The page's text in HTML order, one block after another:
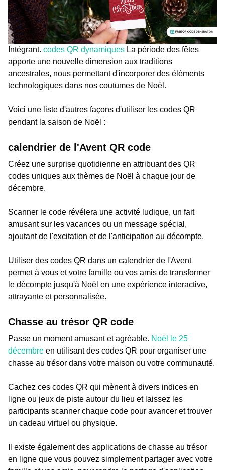
Intégrant. codes QR dynamiques La période des fêtes
apporte une nouvelle dimension aux traditions
ancestrales, nous permettant d'incorporer des éléments
technologiques dans nos coutumes de Noël.
Voici une liste d'autres façons d'utiliser les codes QR
pendant la saison de Noël :
calendrier de l'Avent QR code
Créez une surprise quotidienne en attribuant des QR
codes uniques aux thèmes de Noël à chaque jour de
décembre.
Scanner le code révélera une activité ludique, un fait
amusant sur les vacances ou un message spécial,
ajoutant de l'excitation et de l'anticipation au décompte.
Utiliser des codes QR dans un calendrier de l'Avent
permet à vous et votre famille ou vos amis de transformer
le décompte jusqu'à Noël en une expérience interactive,
attrayante et personnalisée.
Chasse au trésor QR code
Passe un moment amusant et agréable. Noël le 25
décembre en utilisant des codes QR pour organiser une
chasse au trésor dans votre maison ou votre communauté.
Cachez ces codes QR qui mènent à divers indices en
ligne ou jeux de piste autour du lieu et laissez les
participants scanner chaque code pour avancer et trouver
un cadeau virtuel ou physique.
Il existe également des applications de chasse au trésor
en ligne que vous pouvez simplement partager avec votre